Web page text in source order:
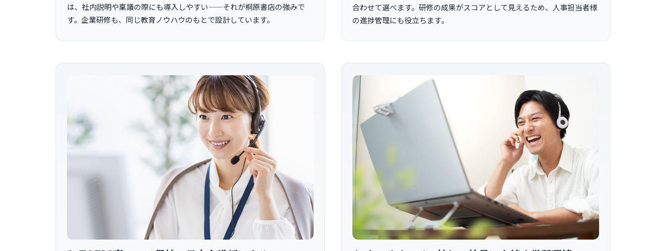
は、社内説明や稟議の際にも導入しやすい——それが桐原書店の強みで
す。企業研修も、同じ教育ノウハウのもとで設計しています。
合わせて選べます。研修の成果がスコアとして見えるため、人事担当者様
の進捗管理にも役立ちます。